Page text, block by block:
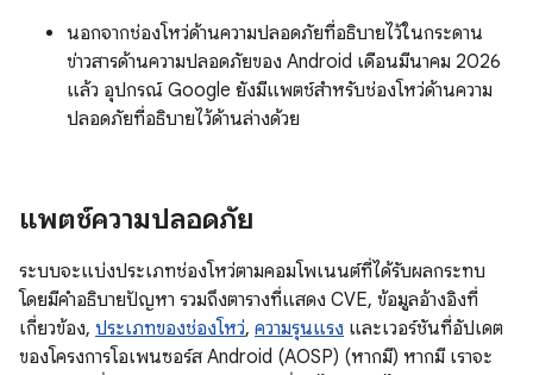
นอกจากช่องโหว่ด้านความปลอดภัยที่อธิบายไว้ในกระดาน
ข่าวสารด้านความปลอดภัยของ Android เดือนมีนาคม 2026
แล้ว อุปกรณ์ Google ยังมีแพตช์สำหรับช่องโหว่ด้านความ
ปลอดภัยที่อธิบายไว้ด้านล่างด้วย
แพตช์ความปลอดภัย
ระบบจะแบ่งประเภทช่องโหว่ตามคอมโพเนนต์ที่ได้รับผลกระทบ
โดยมีคำอธิบายปัญหา รวมถึงตารางที่แสดง CVE, ข้อมูลอ้างอิงที่
เกี่ยวข้อง, ประเภทของช่องโหว่, ความรุนแรง และเวอร์ชันที่อัปเดต
ของโครงการโอเพนซอร์ส Android (AOSP) (หากมี) หากมี เราจะ